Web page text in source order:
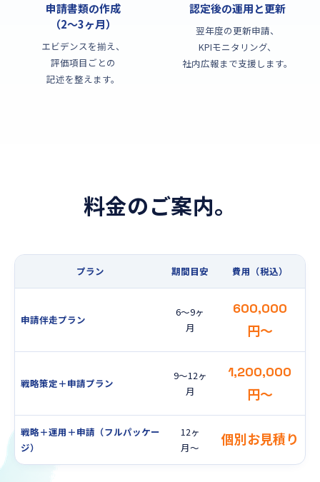
申請書類の作成
（2〜3ヶ月）
エビデンスを揃え、
評価項目ごとの
記述を整えます。
認定後の運用と更新
翌年度の更新申請、
KPIモニタリング、
社内広報まで支援します。
料金のご案内。
プラン 期間目安 費用（税込）
申請伴走プラン
6〜9ヶ
月
600,000
円〜
戦略策定＋申請プラン
9〜12ヶ
月
1,200,000
円〜
戦略＋運用＋申請（フルパッケー
ジ）
12ヶ
月〜
個別お見積り